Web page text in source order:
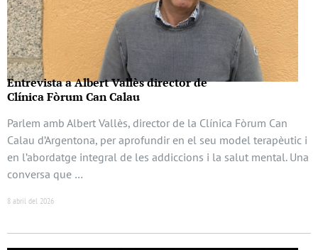
Entrevista a Albert Vallès director de
Clínica Fòrum Can Calau
Parlem amb Albert Vallès, director de la Clínica Fòrum Can
Calau d’Argentona, per aprofundir en el seu model terapèutic i
en l’abordatge integral de les addiccions i la salut mental. Una
conversa que …
8 abril del 2026